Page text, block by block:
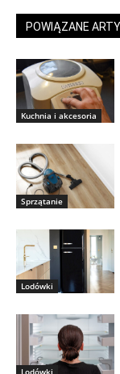
POWIĄZANE
Kuchnia i akcesoria
Sprzątanie
Lodówki
Lodówki